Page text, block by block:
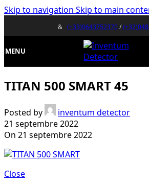
Skip to navigation Skip to main
& (+33)0643752370/
MENU
TITAN 500 SMART 45
Posted by
inventum detector
21 septembre 2022
On 21 septembre 2022
Close